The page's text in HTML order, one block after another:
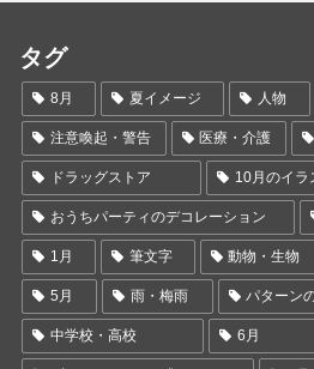
タグ
8月 夏イメージ 人物
注意喚起・警告 医療・介護
ドラッグストア 10月のイラ
おうちパーティのデコレーション
1月 筆文字 動物・生物
5月 雨・梅雨 パターン
中学校・高校 6月